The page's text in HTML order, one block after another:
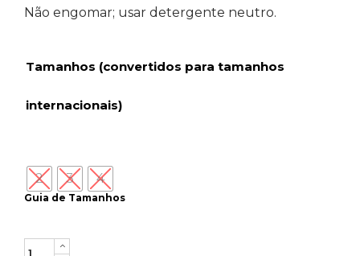
Não engomar; usar detergente neutro.
Guia de Tamanhos
Tamanhos (convertidos para tamanhos
internacionais)
2 3 4
Quantity